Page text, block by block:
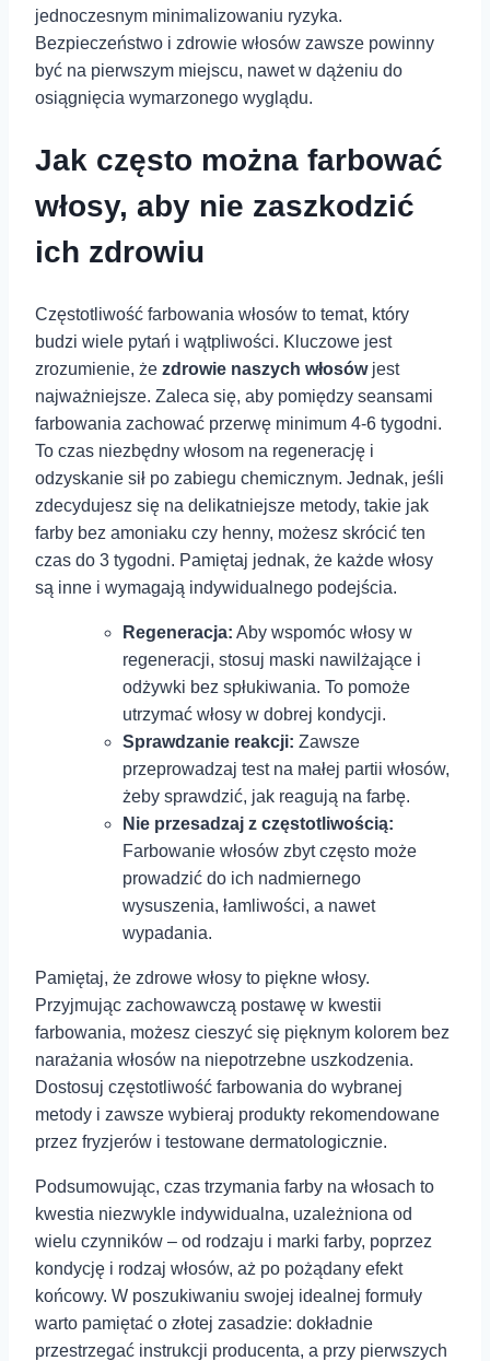
jednoczesnym minimalizowaniu ryzyka.
Bezpieczeństwo i zdrowie włosów zawsze powinny
być na⁢ pierwszym miejscu, nawet w dążeniu do
osiągnięcia wymarzonego wyglądu.
Jak często można farbować
włosy, aby nie ⁤zaszkodzić
ich zdrowiu
Częstotliwość farbowania włosów to temat, który
budzi wiele pytań ‍i wątpliwości. Kluczowe jest
zrozumienie, ‍że⁤ zdrowie naszych włosówjest
najważniejsze. Zaleca się, aby pomiędzy seansami
farbowania zachować przerwę minimum 4-6 tygodni.
To czas niezbędny włosom na regenerację i
odzyskanie sił⁤ po zabiegu chemicznym. Jednak, jeśli
zdecydujesz się na delikatniejsze metody, takie ⁣jak
farby bez amoniaku czy henny, możesz skrócić ten
czas do 3 tygodni. Pamiętaj jednak, że każde włosy
są‍ inne i wymagają indywidualnego podejścia.
Regeneracja: Aby wspomóc włosy w
regeneracji, stosuj maski nawilżające i
odżywki bez spłukiwania. To pomoże
utrzymać włosy w dobrej kondycji.
Sprawdzanie reakcji: Zawsze
przeprowadzaj test na małej partii włosów,
⁤żeby⁢ sprawdzić, jak reagują na farbę.
Nie przesadzaj z częstotliwością:
Farbowanie włosów zbyt często⁣ może
prowadzić do ich nadmiernego
⁤wysuszenia, łamliwości, a nawet
wypadania.
Pamiętaj, że zdrowe włosy⁢ to piękne włosy.
Przyjmując zachowawczą postawę w kwestii
farbowania, możesz cieszyć się pięknym kolorem bez
narażania⁢ włosów na niepotrzebne uszkodzenia.
Dostosuj częstotliwość farbowania ⁢do wybranej
metody i zawsze wybieraj produkty rekomendowane
przez fryzjerów ‍i testowane dermatologicznie.
Podsumowując, czas trzymania farby na włosach to
kwestia niezwykle indywidualna, uzależniona od
wielu czynników – od rodzaju i marki farby, poprzez
kondycję i ⁢rodzaj włosów, aż po pożądany efekt
końcowy. W poszukiwaniu swojej ⁣idealnej formuły
⁤warto pamiętać o złotej zasadzie: dokładnie
przestrzegać instrukcji producenta, a⁢ przy pierwszych